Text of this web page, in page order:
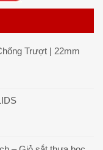
Trượt | 22mm